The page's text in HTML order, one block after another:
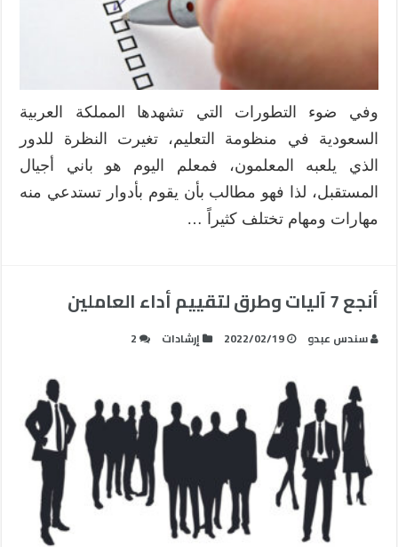
وفي ضوء التطورات التي تشهدها المملكة العربية
السعودية في منظومة التعليم، تغيرت النظرة للدور
الذي يلعبه المعلمون، فمعلم اليوم هو باني أجيال
المستقبل، لذا فهو مطالب بأن يقوم بأدوار تستدعي منه
مهارات ومهام تختلف كثيراً …
أنجع 7 آليات وطرق لتقييم أداء العاملين
سندس عبدو 2022/02/19 إرشادات 2